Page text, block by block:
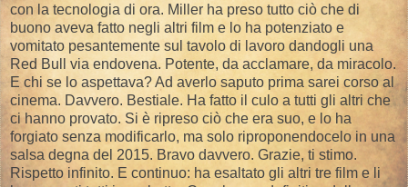
con la tecnologia di ora. Miller ha preso tutto ciò che di
buono aveva fatto negli altri film e lo ha potenziato e
vomitato pesantemente sul tavolo di lavoro dandogli una
Red Bull via endovena. Potente, da acclamare, da miracolo.
E chi se lo aspettava? Ad averlo saputo prima sarei corso al
cinema. Davvero. Bestiale. Ha fatto il culo a tutti gli altri che
ci hanno provato. Si è ripreso ciò che era suo, e lo ha
forgiato senza modificarlo, ma solo riproponendocelo in una
salsa degna del 2015. Bravo davvero. Grazie, ti stimo.
Rispetto infinito. E continuo: ha esaltato gli altri tre film e li